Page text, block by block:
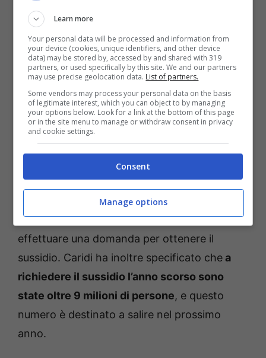
dell’aumento dell’inflazione all’8% per le
famiglie con un Isee fino a 15 mila euro
potranno beneficiare non più solo di 175 euro
al mese ma di 189 euro.La soglia per
ricevere l’assegno salirà invece a 16.200
euro. La tabella degli importi andrebbe a
decrescere fino ai 54 euro per chi ha un Isee
non superiore a 43.200 euro.
Inoltre, secondo quanto affermato dal
direttore generale dell’Inps Vincenzo Caridi,
dal prossimo anno non sarà più necessaria
effettuare una domanda per ottenere il
sussidio. Caridi ha inoltre specificato chea
richiedere il sussidio l’anno scorso sono
state oltre 9 milioni di persone, e questo
numero è destinato a salire nel prossimo
anno.
Learn more
Your personal data will be processed and information from
your device (cookies, unique identifiers, and other device
data) may be stored by, accessed by and shared with 319
partners, or used specifically by this site. We and our partners
may use precise geolocation data. List of partners.
Some vendors may process your personal data on the basis
of legitimate interest, which you can object to by managing
your options below. Look for a link at the bottom of this page
or in the site menu to manage or withdraw consent in privacy
and cookie settings.
Consent
Manage options